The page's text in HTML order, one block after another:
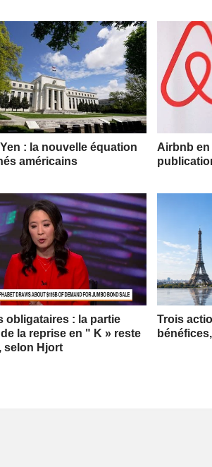
: la nouvelle équation
américains
Airbnb en
obligataires : la partie
la reprise en " K » reste
selon Hjort
Trois